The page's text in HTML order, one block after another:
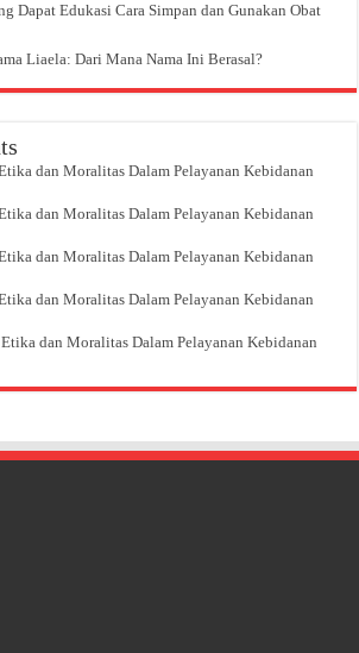
Dapat Edukasi Cara Simpan dan Gunakan Obat
Liaela: Dari Mana Nama Ini Berasal?
dan Moralitas Dalam Pelayanan Kebidanan
dan Moralitas Dalam Pelayanan Kebidanan
dan Moralitas Dalam Pelayanan Kebidanan
dan Moralitas Dalam Pelayanan Kebidanan
dan Moralitas Dalam Pelayanan Kebidanan